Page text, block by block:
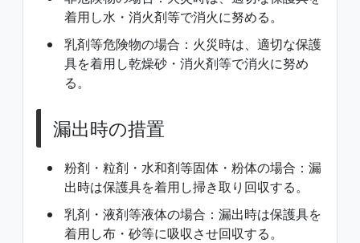
着用し水・消火剤等で消火に努める。
乳剤等危険物の場合：火災時は、適切な保護
具を着用し乾燥砂・消火剤等で消火に努め
る。
漏出時の措置
粉剤・粒剤・水和剤等固体・粉体の場合：漏
出時は保護具を着用し掃き取り回収する。
乳剤・液剤等液体の場合：漏出時は保護具を
着用し布・砂等に吸収させ回収する。